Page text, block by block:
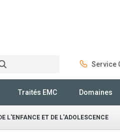
Service
Traités EMC Domaines
L'ENFANCE ET DE L'ADOLESCENCE